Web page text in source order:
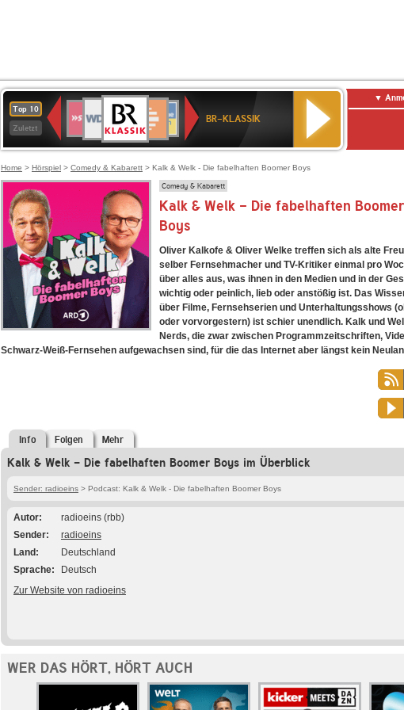
Top 10
Zuletzt
Deutschlandfunk
80er
90er
OLDIE
ANTENNE
4
BR-
KLASSIK
Deutschlandfunk
Kultur
ANTENNE
BAYERN
SWR
Kultur
NDR
2
BR-KLASSIK
Home > Hörspiel > Comedy & Kabarett > Kalk & Welk - Die fabelhaften Boomer Boys
Comedy & Kabarett
Kalk & Welk - Die fabelhaften Boomer
Boys
Oliver Kalkofe & Oliver Welke treffen sich als alte
selber Fernsehmacher und TV-Kritiker einmal pro
über alles aus, was ihnen in den Medien und in der
wichtig oder peinlich, lieb oder anstößig ist. Das
über Filme, Fernsehserien und Unterhaltungsshows
oder vorvorgestern) ist schier unendlich. Kalk und
Nerds, die zwar zwischen Programmzeitschriften,
Schwarz-Weiß-Fernsehen aufgewachsen sind, für die das Internet aber längst kein
Info Folgen Mehr
Kalk & Welk - Die fabelhaften Boomer Boys im Überblick
Sender: radioeins > Podcast: Kalk & Welk - Die fabelhaften Boomer Boys
Autor
radioeins (rbb)
Sender
radioeins
Land
Deutschland
Sprache
Deutsch
Zur Website von radioeins
WER DAS HÖRT, HÖRT AUCH